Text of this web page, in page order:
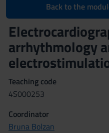
Back to the
arrhythmology
Teaching code
4S000253
Coordinator
Bruna Bolzan